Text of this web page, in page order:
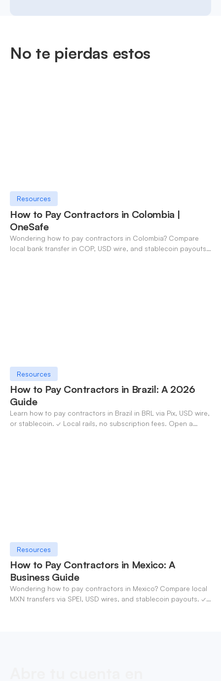
No te pierdas estos
Resources
How to Pay Contractors in Colombia |
OneSafe
Wondering how to pay contractors in Colombia? Compare
local bank transfer in COP, USD wire, and stablecoin payouts.
Resources
How to Pay Contractors in Brazil: A 2026
Guide
Learn how to pay contractors in Brazil in BRL via Pix, USD wire,
or stablecoin. ✓ Local rails, no subscription fees. Open a
Resources
How to Pay Contractors in Mexico: A
Business Guide
Wondering how to pay contractors in Mexico? Compare local
MXN transfers via SPEI, USD wires, and stablecoin payouts. ✓